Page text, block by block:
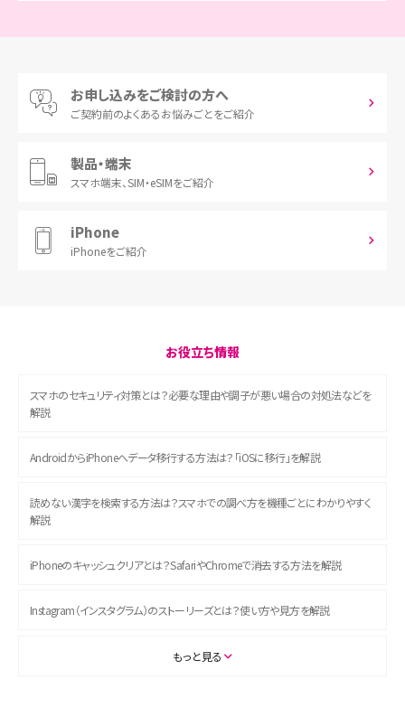
お申し込みをご検討の方へ
ご契約前のよくあるお悩みごとをご紹介
製品・端末
スマホ端末、SIM・eSIMをご紹介
iPhone
iPhoneをご紹介
お役立ち情報
スマホのセキュリティ対策とは？必要な理由や調子が悪い場合の対処法などを
解説
AndroidからiPhoneへデータ移行する方法は？「iOSに移行」を解説
読めない漢字を検索する方法は？スマホでの調べ方を機種ごとにわかりやすく
解説
iPhoneのキャッシュクリアとは？SafariやChromeで消去する方法を解説
Instagram（インスタグラム）のストーリーズとは？使い方や見方を解説
ASMRとは？初心者向けの代表ジャンルや楽しみ方を解説
もっと見る